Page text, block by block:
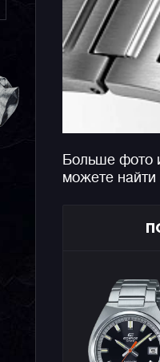
Больше фото
можете